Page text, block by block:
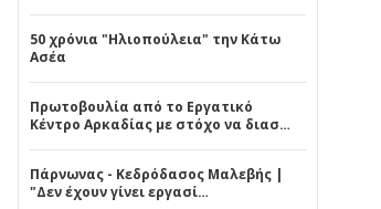
50 χρόνια "Ηλιοπούλεια" την Κάτω
Ασέα
Πρωτοβουλία από το Εργατικό
Κέντρο Αρκαδίας με στόχο να διασ…
Πάρνωνας - Κεδρόδασος Μαλεβής |
"Δεν έχουν γίνει εργασί…